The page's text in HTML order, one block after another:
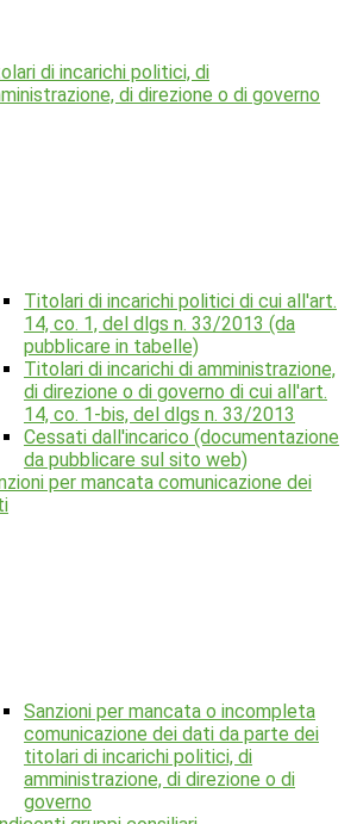
di incarichi politici, di
di direzione o di governo
Titolari di incarichi politici di cui all'art.
14, co. 1, del dlgs n. 33/2013 (da
pubblicare in tabelle)
Titolari di incarichi di amministrazione,
di direzione o di governo di cui all'art.
14, co. 1-bis, del dlgs n. 33/2013
Cessati dall'incarico (documentazione
da pubblicare sul sito web)
per mancata comunicazione dei
Sanzioni per mancata o incompleta
comunicazione dei dati da parte dei
titolari di incarichi politici, di
amministrazione, di direzione o di
governo